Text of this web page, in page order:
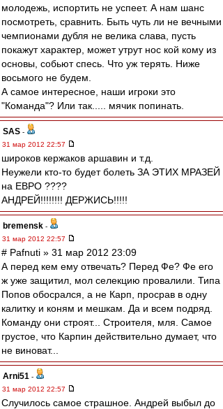
молодежь, испортить не успеет. А нам шанс
посмотреть, сравнить. Быть чуть ли не вечными
чемпионами дубля не велика слава, пусть
покажут характер, может утрут нос кой кому из
основы, собьют спесь. Что уж терять. Ниже
восьмого не будем.
А самое интересное, наши игроки это
"Команда"? Или так..... мячик попинать.
SAS -
31 мар 2012 22:57
широков кержаков аршавин и т.д.
Неужели кто-то будет болеть ЗА ЭТИХ МРАЗЕЙ
на ЕВРО ????
АНДРЕЙ!!!!!!!! ДЕРЖИСЬ!!!!!
bremensk -
31 мар 2012 22:57
# Pafnuti » 31 мар 2012 23:09
А перед кем ему отвечать? Перед Фе? Фе его
ж уже защитил, мол селекцию провалили. Типа
Попов обосрался, а не Карп, просрав в одну
калитку и коням и мешкам. Да и всем подряд.
Команду они строят... Строителя, мля. Самое
грустое, что Карпин действительно думает, что
не виноват...
Arni51 -
31 мар 2012 22:57
Случилось самое страшное. Андрей выбыл до